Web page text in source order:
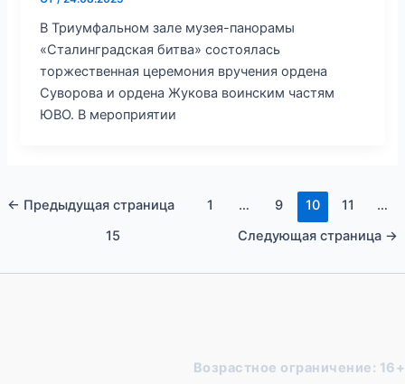
В Триумфальном зале музея-панорамы
«Сталинградская битва» состоялась
торжественная церемония вручения ордена
Суворова и ордена Жукова воинским частям
ЮВО. В мероприятии
← Предыдущая страница 1 … 9 10 11
…
15
Следующая страница →
Возрастное ограничение: 16+